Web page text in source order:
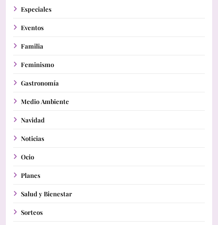
Especiales
Eventos
Familia
Feminismo
Gastronomía
Medio Ambiente
Navidad
Noticias
Ocio
Planes
Salud y Bienestar
Sorteos